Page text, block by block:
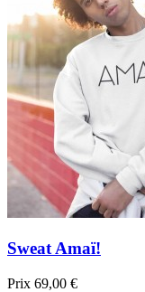
Aperçu rapide
Blanc
Noir Bleu foncé
Sweat Amaï!
Prix 69,00 €